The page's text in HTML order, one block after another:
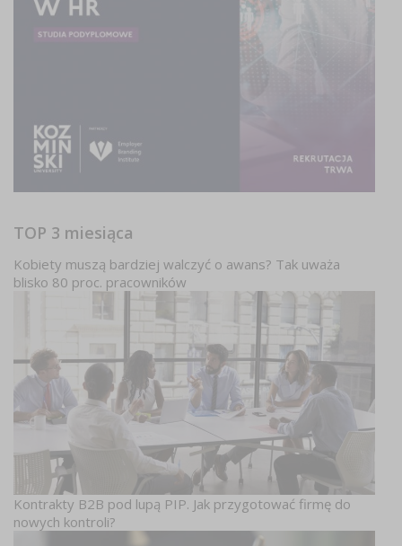
TOP 3 miesiąca
Kobiety muszą bardziej walczyć o awans? Tak uważa
blisko 80 proc. pracowników
Kontrakty B2B pod lupą PIP. Jak przygotować firmę do
nowych kontroli?